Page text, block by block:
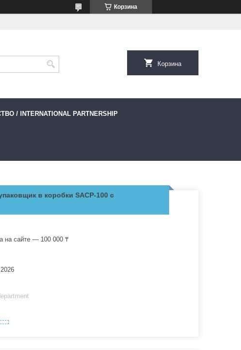
Корзина
Корзина
/ INTERNATIONAL PARTNERSHIP
в коробки SACP-100 с
на сайте — 100 000 ₸